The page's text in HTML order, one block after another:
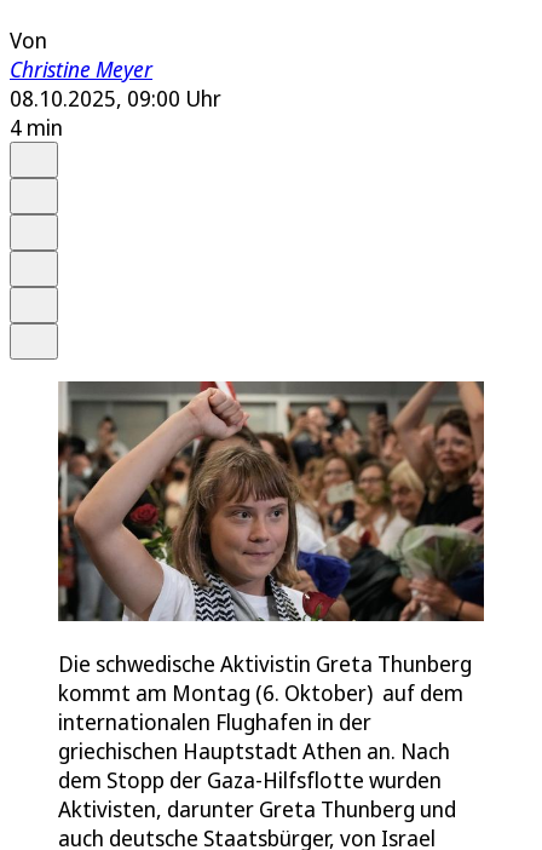
Von
Christine Meyer
08.10.2025, 09:00 Uhr
4 min
Die schwedische Aktivistin Greta Thunberg
kommt am Montag (6. Oktober) auf dem
internationalen Flughafen in der
griechischen Hauptstadt Athen an. Nach
dem Stopp der Gaza-Hilfsflotte wurden
Aktivisten, darunter Greta Thunberg und
auch deutsche Staatsbürger, von Israel